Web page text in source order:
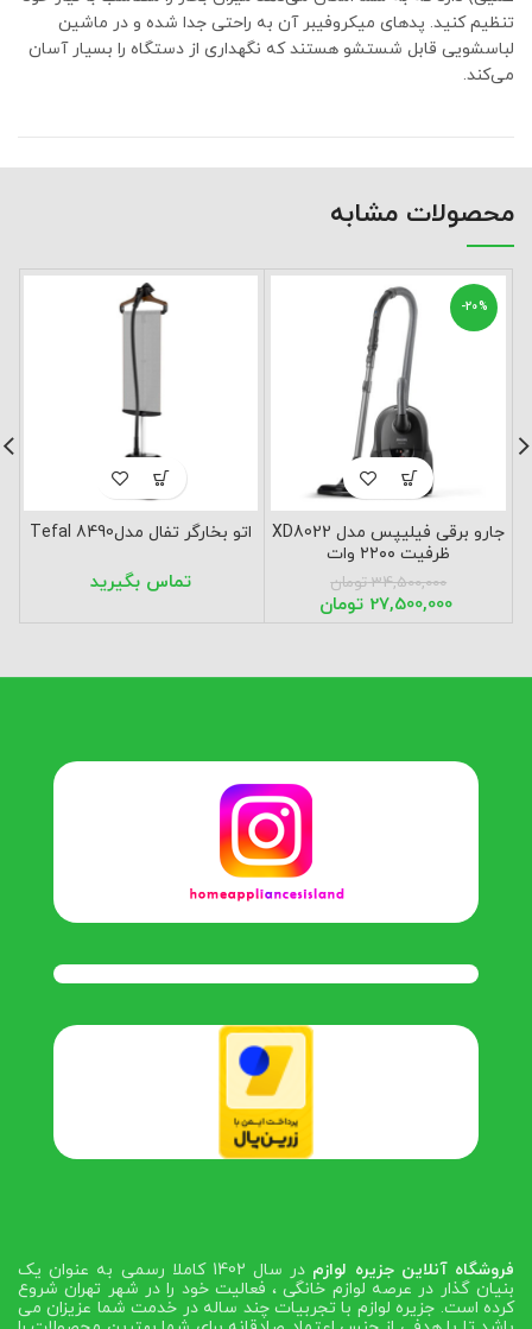
تنظیم کنید. پدهای میکروفیبر آن به راحتی جدا شده و در ماشین
لباسشویی قابل شستشو هستند که نگهداری از دستگاه را بسیار آسان
می‌کند.
محصولات مشابه
-20%
جارو برقی فیلیپس مدل XD8022
ظرفیت ۲۲۰۰ وات
34,500,000 تومان
27,500,000 تومان
اتو بخارگر تفال مدلTefal 8490
فروشگاه آنلاین جزیره لوازم
در سال 1402 کاملا رسمی به عنوان یک
بنیان گذار در عرصه لوازم خانگی ، فعالیت خود را در شهر تهران شروع
کرده است. جزیره لوازم با تجربیات چند ساله در خدمت شما عزیزان می